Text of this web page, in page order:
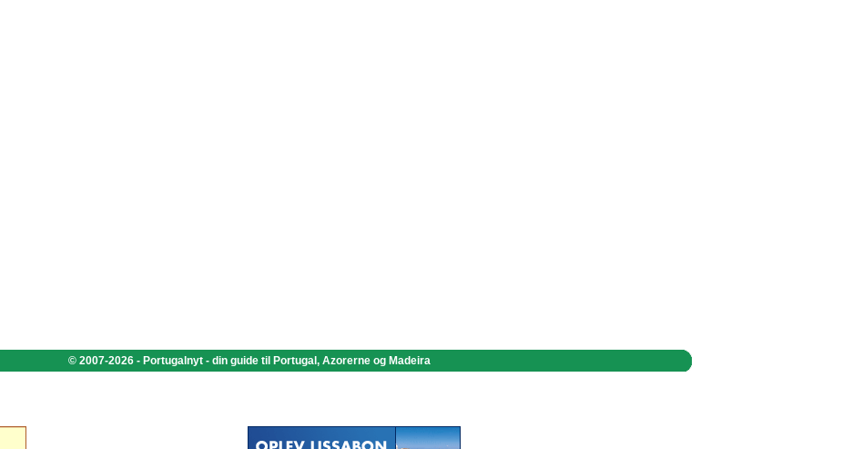
© 2007-2026 - Portugalnyt - din guide til Portugal, Azorerne og Madeira